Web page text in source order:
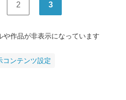
2 3
作品が非表示になっています
コンテンツ設定